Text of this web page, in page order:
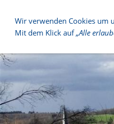
Wir verwenden Cookies um
Mit dem Klick auf„Alle